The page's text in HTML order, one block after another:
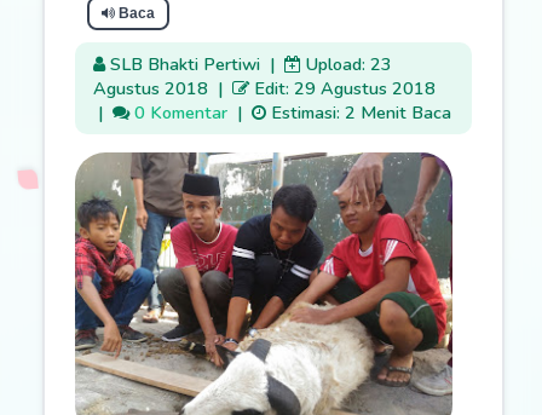
Baca
SLB Bhakti Pertiwi |
Upload: 23
Agustus 2018 |
Edit: 29 Agustus 2018
|
0 Komentar | Estimasi: 2 Menit Baca